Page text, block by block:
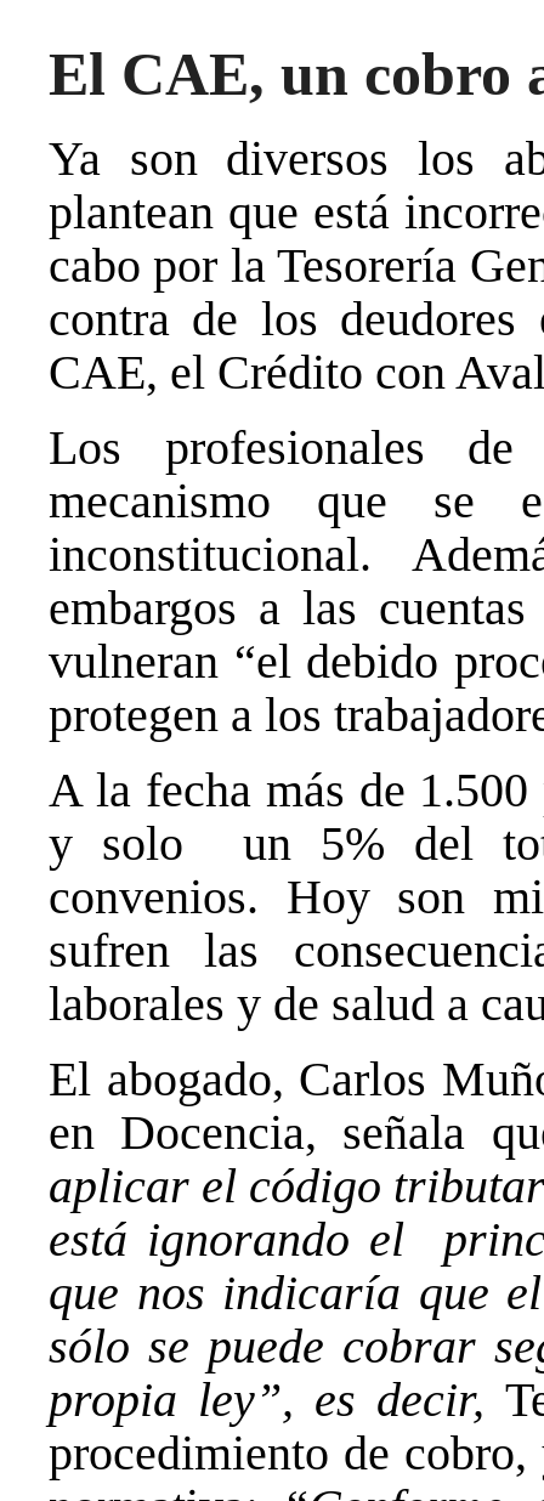
El CAE, un cobro
Ya son diversos los
plantean que está
cabo por la Tesorería
contra de los
CAE, el Crédito con
Los profesionales
mecanismo que se
inconstitucional.
embargos a las
vulneran “el debido
protegen a los
A la fecha más de 1.500
y solo un 5% del
convenios. Hoy son
sufren las
laborales y de salud a
El abogado, Carlos
en Docencia, señala
aplicar el código
está ignorando el
que nos indicaría que
sólo se puede cobrar
propia ley”, es decir,
procedimiento de